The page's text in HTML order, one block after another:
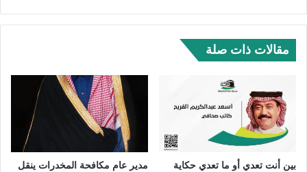
مقالات ذات صلة
بين أنت تعدي أو ما تعدي حكاية
مدير عام مكافحة المخدرات ينقل